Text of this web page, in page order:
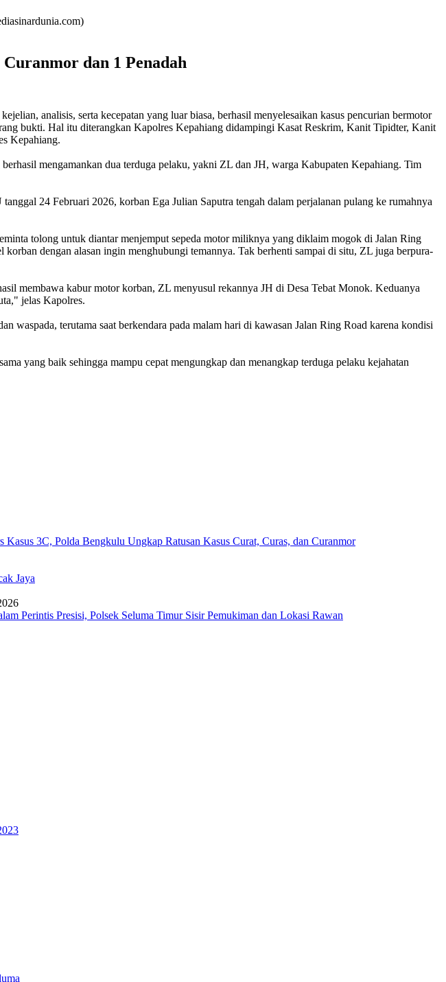
dan 1 Penadah
analisis, serta kecepatan yang luar biasa, berhasil menyelesaikan kasus pencurian bermotor
bukti. Hal itu diterangkan Kapolres Kepahiang didampingi Kasat Reskrim, Kanit Tipidter, Kanit
Kepahiang.
mengamankan dua terduga pelaku, yakni ZL dan JH, warga Kabupaten Kepahiang. Tim
24 Februari 2026, korban Ega Julian Saputra tengah dalam perjalanan pulang ke rumahnya
tolong untuk diantar menjemput sepeda motor miliknya yang diklaim mogok di Jalan Ring
dengan alasan ingin menghubungi temannya. Tak berhenti sampai di situ, ZL juga berpura-
membawa kabur motor korban, ZL menyusul rekannya JH di Desa Tebat Monok. Keduanya
jelas Kapolres.
terutama saat berkendara pada malam hari di kawasan Jalan Ring Road karena kondisi
yang baik sehingga mampu cepat mengungkap dan menangkap terduga pelaku kejahatan
Kasus 3C, Polda Bengkulu Ungkap Ratusan Kasus Curat, Curas, dan Curanmor
Jaya
Perintis Presisi, Polsek Seluma Timur Sisir Pemukiman dan Lokasi Rawan